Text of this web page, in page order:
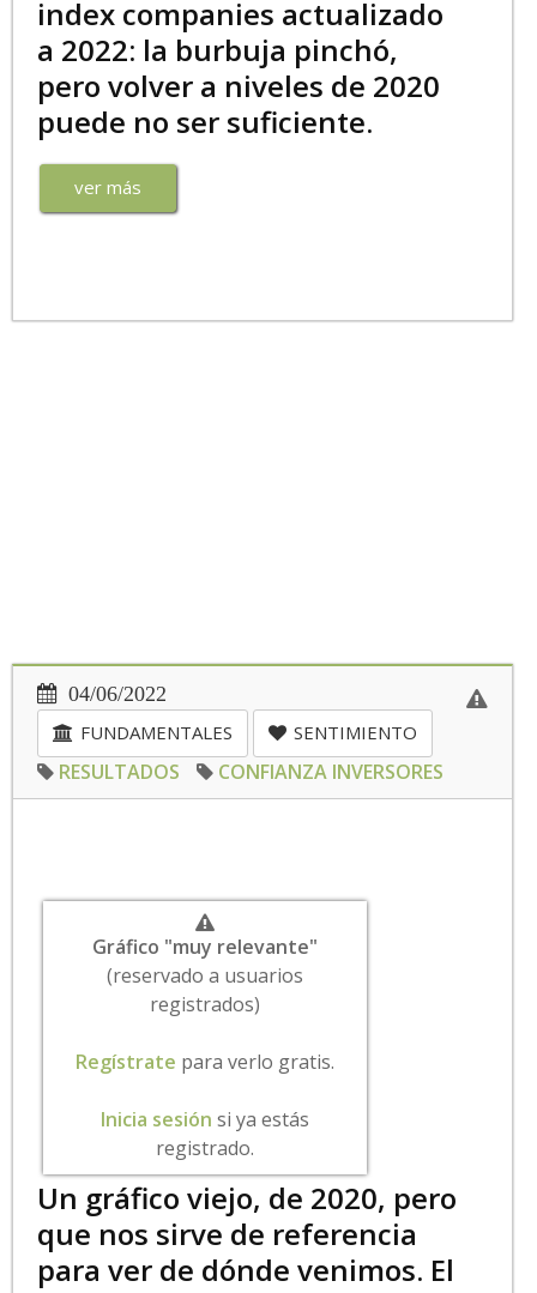
index companies actualizado
a 2022: la burbuja pinchó,
pero volver a niveles de 2020
puede no ser suficiente.
ver más
04/06/2022
FUNDAMENTALES
SENTIMIENTO
RESULTADOS CONFIANZA INVERSORES
Gráfico "muy relevante"
(reservado a usuarios
registrados)
Regístrate para verlo gratis.
Inicia sesión si ya estás
registrado.
Un gráfico viejo, de 2020, pero
que nos sirve de referencia
para ver de dónde venimos. El